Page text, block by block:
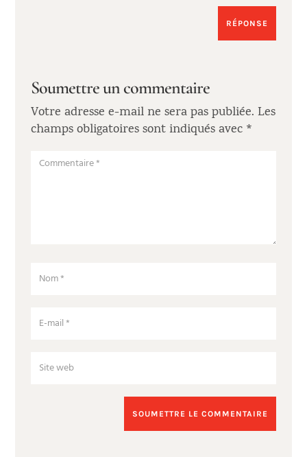
RÉPONSE
Soumettre un commentaire
Votre adresse e-mail ne sera pas publiée. Les
champs obligatoires sont indiqués avec *
SOUMETTRE LE COMMENTAIRE